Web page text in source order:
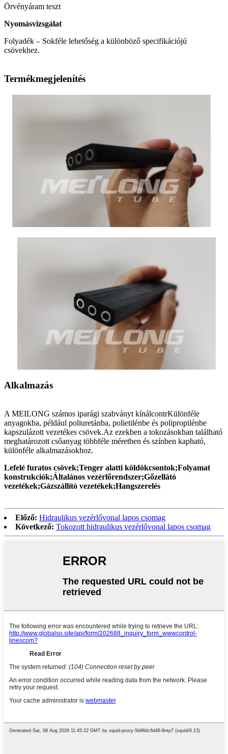
Örvényáram teszt
Nyomásvizsgálat
Folyadék – Sokféle lehetőség a különböző specifikációjú
csövekhez.
Termékmegjelenítés
Alkalmazás
A MEILONG számos iparági szabványt kínálcontrKülönféle
anyagokba, például poliuretánba, polietilénbe és polipropilénbe
kapszulázott vezetékes csövek.Az ezekben a tokozásokban található
meghatározott csőanyag többféle méretben és színben kapható,
különféle alkalmazásokhoz.
Lefelé furatos csövek;Tenger alatti köldökcsontok;Folyamat
konstrukciók;Általános vezérlőrendszer;Gőzellátó
vezetékek;Gázszállító vezetékek;Hangszerelés
Előző: Hidraulikus vezérlővonal lapos csomag
Következő: Tokozott hidraulikus vezérlővonal lapos csomag